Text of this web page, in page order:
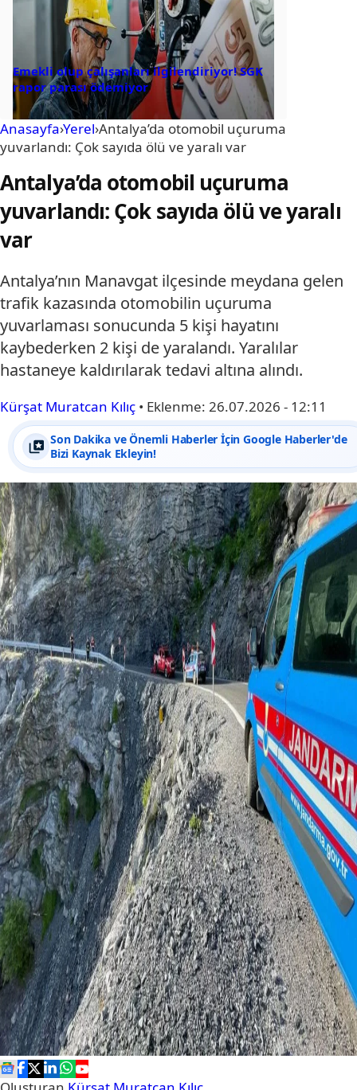
Emekli olup çalışanları ilgilendiriyor! SGK
rapor parası ödemiyor
Anasayfa›Yerel›Antalya’da otomobil uçuruma
yuvarlandı: Çok sayıda ölü ve yaralı var
Antalya’da otomobil uçuruma
yuvarlandı: Çok sayıda ölü ve yaralı
var
Antalya’nın Manavgat ilçesinde meydana gelen
trafik kazasında otomobilin uçuruma
yuvarlaması sonucunda 5 kişi hayatını
kaybederken 2 kişi de yaralandı. Yaralılar
hastaneye kaldırılarak tedavi altına alındı.
Kürşat Muratcan Kılıç • Eklenme: 26.07.2026 - 12:11
Son Dakika ve Önemli Haberler İçin Google Haberler'de
Bizi Kaynak Ekleyin!